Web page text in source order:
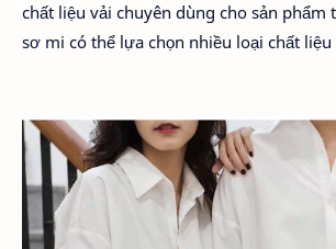
chất liệu vải chuyên dùng cho sản phẩm
sơ mi có thể lựa chọn nhiều loại chất liệu